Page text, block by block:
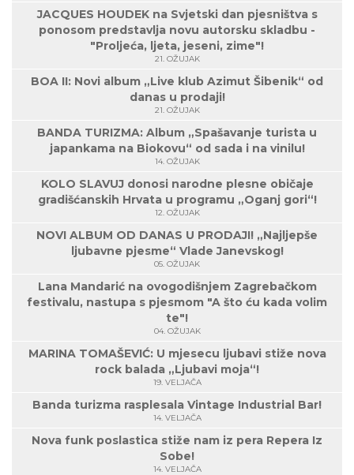
JACQUES HOUDEK na Svjetski dan pjesništva s
ponosom predstavlja novu autorsku skladbu -
"Proljeća, ljeta, jeseni, zime"!
21. OŽUJAK
BOA II: Novi album „Live klub Azimut Šibenik“ od
danas u prodaji!
21. OŽUJAK
BANDA TURIZMA: Album „Spašavanje turista u
japankama na Biokovu“ od sada i na vinilu!
14. OŽUJAK
KOLO SLAVUJ donosi narodne plesne običaje
gradišćanskih Hrvata u programu „Oganj gori“!
12. OŽUJAK
NOVI ALBUM OD DANAS U PRODAJI! „Najljepše
ljubavne pjesme“ Vlade Janevskog!
05. OŽUJAK
Lana Mandarić na ovogodišnjem Zagrebačkom
festivalu, nastupa s pjesmom "A što ću kada volim
te"!
04. OŽUJAK
MARINA TOMAŠEVIĆ: U mjesecu ljubavi stiže nova
rock balada „Ljubavi moja“!
19. VELJAČA
Banda turizma rasplesala Vintage Industrial Bar!
14. VELJAČA
Nova funk poslastica stiže nam iz pera Repera Iz
Sobe!
14. VELJAČA